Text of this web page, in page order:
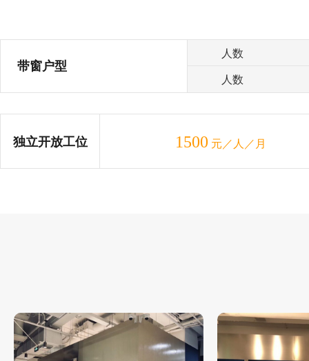
带窗户型
人数
人数
独立开放工位 1500 元／人／月